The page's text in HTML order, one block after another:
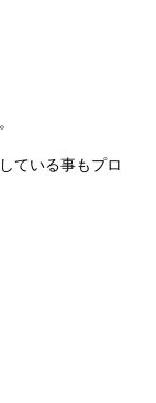
ている事もプロ